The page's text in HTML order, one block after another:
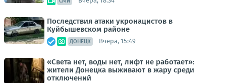
Последствия атаки укронацистов в
Куйбышевском районе
ДОНЕЦК Вчера, 15:49
«Света нет, воды нет, лифт не работает»:
жители Донецка выживают в жару среди
отключений